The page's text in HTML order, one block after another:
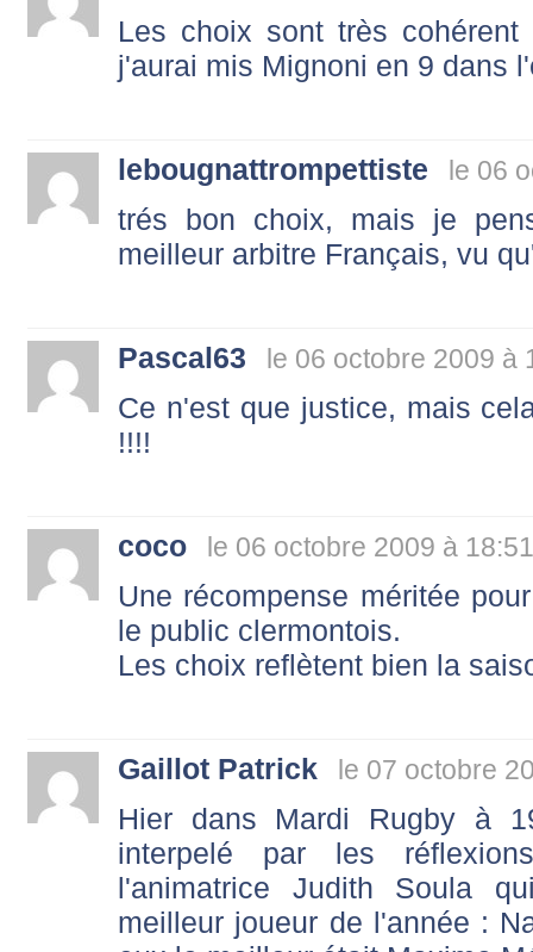
Les choix sont très
j'aurai mis Mignoni en 9 dans
lebougnattrompettiste le 06
trés bon choix, mais je
meilleur arbitre Français, vu
Pascal63 le 06 octobre 2009 à
Ce n'est que justice, mais
!!!!
coco le 06 octobre 2009 à 18:51
Une récompense méritée
le public clermontois.
Les choix reflètent bien la
Gaillot Patrick le 07 octobre
Hier dans Mardi Rugby à
interpelé par les
l'animatrice Judith Soula
meilleur joueur de l'année :